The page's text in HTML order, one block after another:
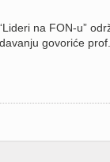
na FON-u”
govoriće